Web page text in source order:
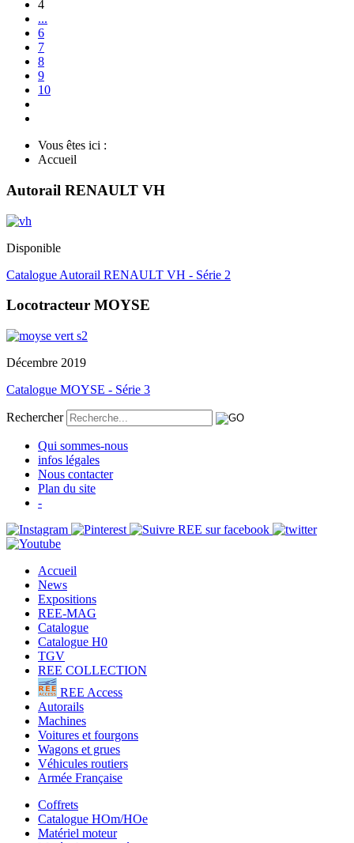
4
...
6
7
8
9
10
Vous êtes ici :
Accueil
Autorail RENAULT VH
Disponible
Catalogue Autorail RENAULT VH - Série 2
Locotracteur MOYSE
Décembre 2019
Catalogue MOYSE - Série 3
Rechercher
Qui sommes-nous
infos légales
Nous contacter
Plan du site
-
Accueil
News
Expositions
REE-MAG
Catalogue
Catalogue H0
TGV
REE COLLECTION
REE Access
Autorails
Machines
Voitures et fourgons
Wagons et grues
Véhicules routiers
Armée Française
Coffrets
Catalogue HOm/HOe
Matériel moteur